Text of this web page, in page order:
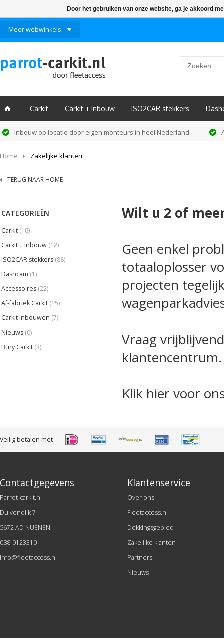
Meer webwinkels
ï Carkit Carkit + Inbouw ISO2CAR stekkers
Inbouw op locatie door eigen monteurs in heel Nederland
Home Zakelijke klanten
TERUG NAAR HOME
CATEGORIEËN
Carkit (16)
Carkit + Inbouw (12)
ISO2CAR stekkers (88)
Dashcam (1)
Accessoires (22)
Af-fabriek Carkit (15)
Carkit Inbouwen (7)
Nieuws (0)
Bury Carkit (3)
Wilt u 2 of
Geen enkel
totaaloplosser
projecten
Vraag
klantencentrum.
Klik hier voor
Veilig betalen met
Contactgegevens
Parrot-carkit.nl
Duivendijk 7
5672 AD NUENEN
088-0123310
info@fleetaccess.nl
Klantenservice
Over ons
Fleetaccess.nl
Dekkingsgebied
Zakelijke klanten
Partners
Nieuws
Door het gebruiken van onze website, ga je akkoord